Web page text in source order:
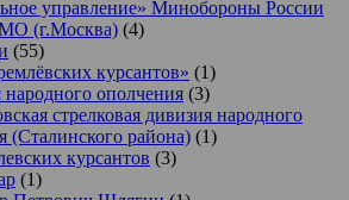
управление» Минобороны России
(г.Москва) (4)
(55)
курсантов» (1)
народного ополчения (3)
стрелковая дивизия народного
(Сталинского района) (1)
курсантов (3)
(1)